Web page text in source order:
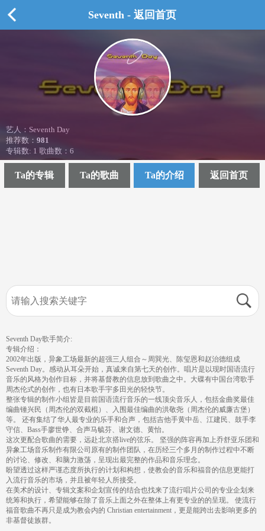
Seventh - 返回首页
艺人：Seventh Day
推荐数： 981
专辑数: 1 歌曲数：6
Ta的专辑 Ta的歌曲 Ta的介绍 返回首页
Seventh Day歌手简介:
专辑介绍：
2002年出版，异象工场最新的超强三人组合～周巽光、陈玺恩和赵治德组成
Seventh Day。感动从耳朵开始，真诚来自第七天的创作。唱片是以现时国语流行
音乐的风格为创作目标，并将基督教的信息放到歌曲之中。大碟有中国台湾歌手
周杰伦式的创作，也有日本歌手宇多田光的轻快节。
整张专辑的制作小组皆是目前国语流行音乐的一线顶尖音乐人，包括金曲奖最佳
编曲锺兴民（周杰伦的双截棍）、入围最佳编曲的洪敬尧（周杰伦的威廉古堡）
等。 还有集结了华人最专业的乐手和合声，包括吉他手黄中岳、江建民、鼓手李
守信、Bass手廖世铮、合声马毓芬、谢文德、黄怡。
这次更配合歌曲的需要，远赴北京搭live的弦乐。 坚强的阵容再加上乔舒亚乐团和
异象工场音乐制作有限公司原有的制作团队，在历经三个多月的制作过程中不断
的讨论、修改、和脑力激荡，呈现出最完整的作品和音乐理念。
盼望透过这样严谨态度所执行的计划和构想，使教会的音乐和福音的信息更能打
入流行音乐的市场，并且被年轻人所接受。
在美术的设计、专辑文案和企划宣传的结合也找来了流行唱片公司的专业企划来
统筹和执行，希望能够在除了音乐上面之外在整体上有更专业的的呈现。 使流行
福音歌曲不再只是成为教会内的 Christian entertainment，更是能跨出去影响更多的
非基督徒族群。